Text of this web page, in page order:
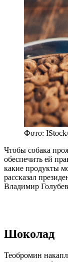
Фото:
Чтобы собака
обеспечить ей
какие продукты
рассказал
Владимир
Шоколад
Теобромин